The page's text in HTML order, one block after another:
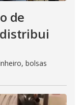
de
bolsas